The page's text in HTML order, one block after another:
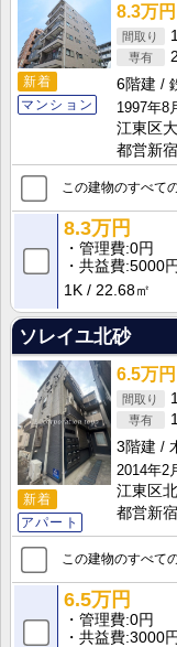
新着
マンション
8.3万円
6階建
1997年8
江東区
都営新
この建物のすべて
8.3万円
管理費 0円
共益費 5000円
1K
22.68㎡
ソレイユ北砂
新着
アパート
6.5万円
3階建
2014年2
江東区
都営新
この建物のすべて
6.5万円
管理費 0円
共益費 3000円